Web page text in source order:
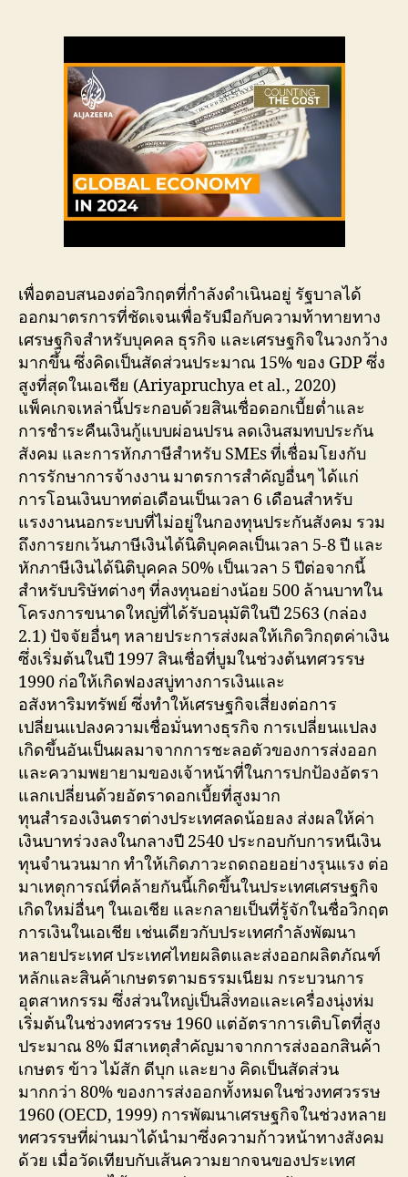
เพื่อตอบสนองต่อวิกฤตที่กำลังดำเนินอยู่ รัฐบาลได้
ออกมาตรการที่ชัดเจนเพื่อรับมือกับความท้าทายทาง
เศรษฐกิจสำหรับบุคคล ธุรกิจ และเศรษฐกิจในวงกว้าง
มากขึ้น ซึ่งคิดเป็นสัดส่วนประมาณ 15% ของ GDP ซึ่ง
สูงที่สุดในเอเชีย (Ariyapruchya et al., 2020)
แพ็คเกจเหล่านี้ประกอบด้วยสินเชื่อดอกเบี้ยต่ำและ
การชำระคืนเงินกู้แบบผ่อนปรน ลดเงินสมทบประกัน
สังคม และการหักภาษีสำหรับ SMEs ที่เชื่อมโยงกับ
การรักษาการจ้างงาน มาตรการสำคัญอื่นๆ ได้แก่
การโอนเงินบาทต่อเดือนเป็นเวลา 6 เดือนสำหรับ
แรงงานนอกระบบที่ไม่อยู่ในกองทุนประกันสังคม รวม
ถึงการยกเว้นภาษีเงินได้นิติบุคคลเป็นเวลา 5-8 ปี และ
หักภาษีเงินได้นิติบุคคล 50% เป็นเวลา 5 ปีต่อจากนี้
สำหรับบริษัทต่างๆ ที่ลงทุนอย่างน้อย 500 ล้านบาทใน
โครงการขนาดใหญ่ที่ได้รับอนุมัติในปี 2563 (กล่อง
2.1) ปัจจัยอื่นๆ หลายประการส่งผลให้เกิดวิกฤตค่าเงิน
ซึ่งเริ่มต้นในปี 1997 สินเชื่อที่บูมในช่วงต้นทศวรรษ
1990 ก่อให้เกิดฟองสบู่ทางการเงินและ
อสังหาริมทรัพย์ ซึ่งทำให้เศรษฐกิจเสี่ยงต่อการ
เปลี่ยนแปลงความเชื่อมั่นทางธุรกิจ การเปลี่ยนแปลง
เกิดขึ้นอันเป็นผลมาจากการชะลอตัวของการส่งออก
และความพยายามของเจ้าหน้าที่ในการปกป้องอัตรา
แลกเปลี่ยนด้วยอัตราดอกเบี้ยที่สูงมาก
ทุนสำรองเงินตราต่างประเทศลดน้อยลง ส่งผลให้ค่า
เงินบาทร่วงลงในกลางปี ​​2540 ประกอบกับการหนีเงิน
ทุนจำนวนมาก ทำให้เกิดภาวะถดถอยอย่างรุนแรง ต่อ
มาเหตุการณ์ที่คล้ายกันนี้เกิดขึ้นในประเทศเศรษฐกิจ
เกิดใหม่อื่นๆ ในเอเชีย และกลายเป็นที่รู้จักในชื่อวิกฤต
การเงินในเอเชีย เช่นเดียวกับประเทศกำลังพัฒนา
หลายประเทศ ประเทศไทยผลิตและส่งออกผลิตภัณฑ์
หลักและสินค้าเกษตรตามธรรมเนียม กระบวนการ
อุตสาหกรรม ซึ่งส่วนใหญ่เป็นสิ่งทอและเครื่องนุ่งห่ม
เริ่มต้นในช่วงทศวรรษ 1960 แต่อัตราการเติบโตที่สูง
ประมาณ 8% มีสาเหตุสำคัญมาจากการส่งออกสินค้า
เกษตร ข้าว ไม้สัก ดีบุก และยาง คิดเป็นสัดส่วน
มากกว่า 80% ของการส่งออกทั้งหมดในช่วงทศวรรษ
1960 (OECD, 1999) การพัฒนาเศรษฐกิจในช่วงหลาย
ทศวรรษที่ผ่านมาได้นำมาซึ่งความก้าวหน้าทางสังคม
ด้วย เมื่อวัดเทียบกับเส้นความยากจนของประเทศ